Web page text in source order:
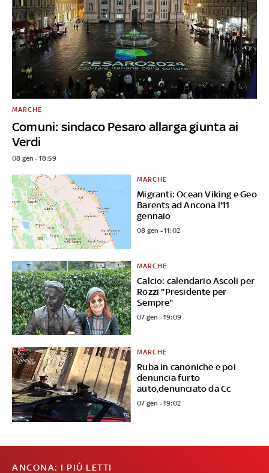
Comuni: sindaco Pesaro allarga giunta ai
Verdi
MARCHE
08 gen - 18:59
Migranti: Ocean Viking e Geo
Barents ad Ancona l'11
gennaio
MARCHE
08 gen - 11:02
Calcio: calendario Ascoli per
Rozzi "Presidente per
Sempre"
MARCHE
07 gen - 19:09
Ruba in canoniche e poi
denuncia furto
auto,denunciato da Cc
MARCHE
07 gen - 19:02
ANCONA: I PIÙ LETTI